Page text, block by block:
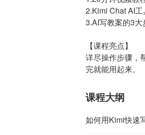
2.Kimi Chat AI工
3.AI写教案的3大
【课程亮点】
详尽操作步骤，
完就能用起来。
课程大纲
如何用Kimi快速